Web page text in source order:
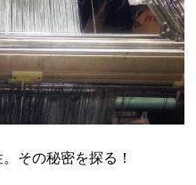
その秘密を探る！